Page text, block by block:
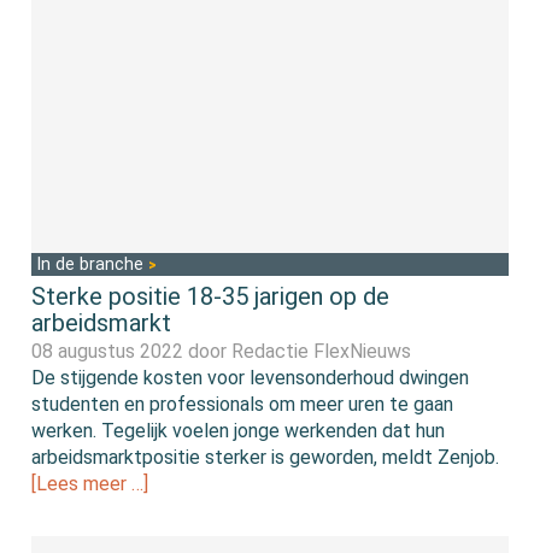
In de branche
Sterke positie 18-35 jarigen op de
arbeidsmarkt
08 augustus 2022 door Redactie FlexNieuws
De stijgende kosten voor levensonderhoud dwingen
studenten en professionals om meer uren te gaan
werken. Tegelijk voelen jonge werkenden dat hun
arbeidsmarktpositie sterker is geworden, meldt Zenjob.
[Lees meer …]